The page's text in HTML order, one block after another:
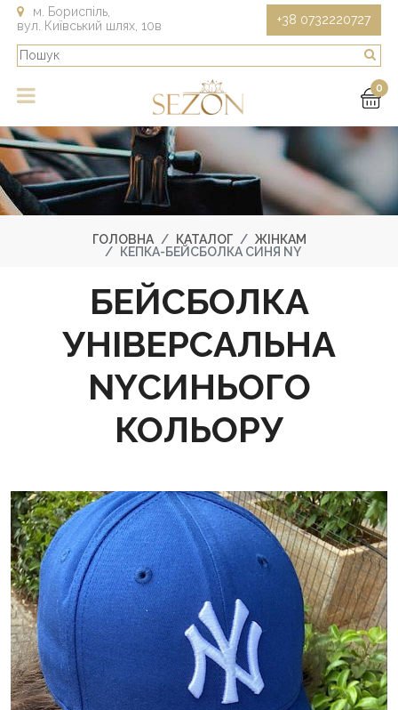
м. Бориспіль,
вул. Київський шлях, 10в
+38 0732220727
0
ГОЛОВНА КАТАЛОГ
ЖІНКАМ
КЕПКА-БЕЙСБОЛКА СИНЯ NY
БЕЙСБОЛКА
УНІВЕРСАЛЬНА
NYСИНЬОГО
КОЛЬОРУ